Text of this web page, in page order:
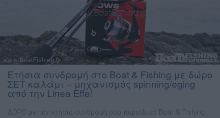
Ετήσια συνδρομή στο Boat & Fishing με δώρο
ΣET καλάμι – μηχανισμός spinning/eging
από την Linea Effe!
ΔΩΡΟ με την ετήσια συνδρομή στο περιοδικό Boat & Fishing